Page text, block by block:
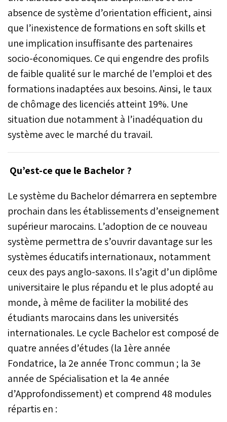
absence de système d’orientation efficient, ainsi
que l’inexistence de formations en soft skills et
une implication insuffisante des partenaires
socio-économiques. Ce qui engendre des profils
de faible qualité sur le marché de l’emploi et des
formations inadaptées aux besoins. Ainsi, le taux
de chômage des licenciés atteint 19%. Une
situation due notamment à l’inadéquation du
système avec le marché du travail.
Qu’est-ce que le Bachelor ?
Le système du Bachelor démarrera en septembre
prochain dans les établissements d’enseignement
supérieur marocains. L’adoption de ce nouveau
système permettra de s’ouvrir davantage sur les
systèmes éducatifs internationaux, notamment
ceux des pays anglo-saxons. Il s’agit d’un diplôme
universitaire le plus répandu et le plus adopté au
monde, à même de faciliter la mobilité des
étudiants marocains dans les universités
internationales. Le cycle Bachelor est composé de
quatre années d’études (la 1ère année
Fondatrice, la 2e année Tronc commun ; la 3e
année de Spécialisation et la 4e année
d’Approfondissement) et comprend 48 modules
répartis en :